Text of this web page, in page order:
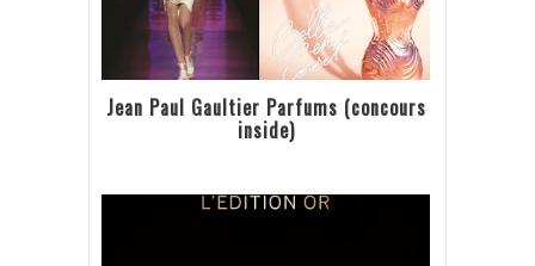
Jean Paul Gaultier Parfums (concours
inside)